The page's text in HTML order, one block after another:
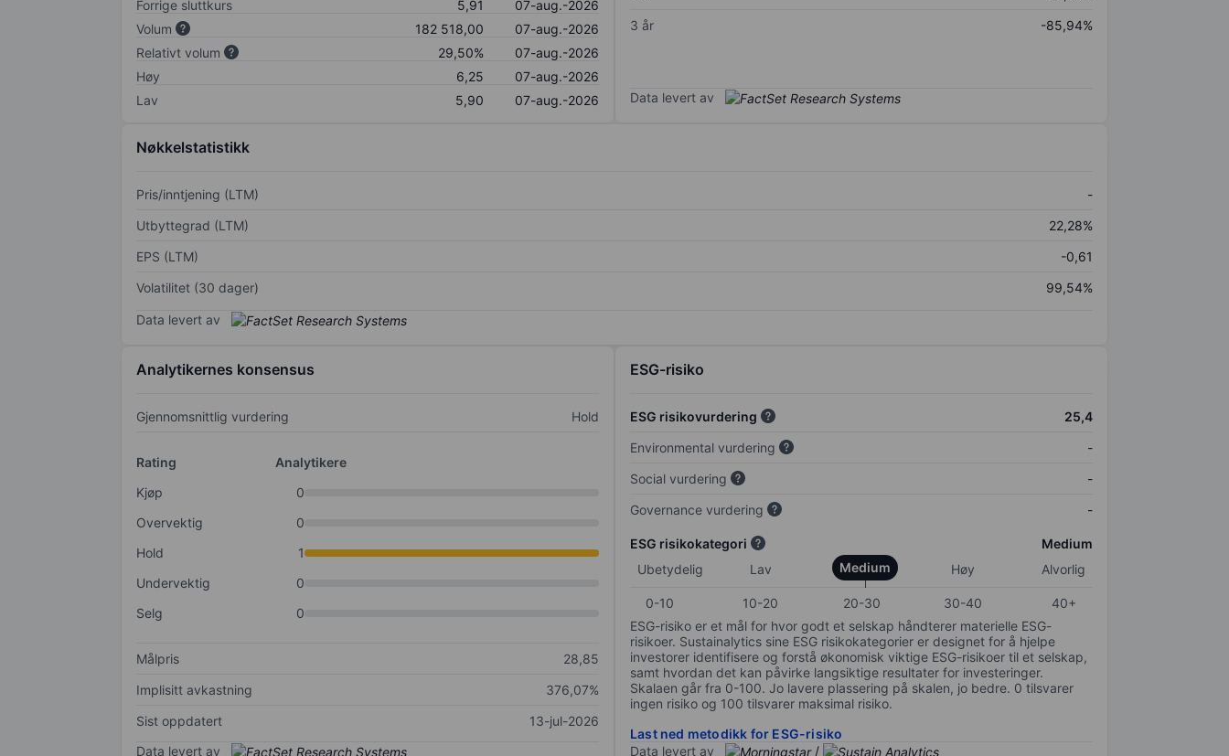
Forrige sluttkurs
5,91
07-aug.-2026
Volum
182 518,00
07-aug.-2026
Relativt volum
29,50%
07-aug.-2026
Høy
6,25
07-aug.-2026
Lav
5,90 07-aug.-2026
3 år
-85,94%
Data levert av
Nøkkelstatistikk
Pris/inntjening (LTM)
-
Utbyttegrad (LTM)
22,28%
EPS (LTM)
-0,61
Volatilitet (30 dager)
99,54%
Data levert av
Analytikernes konsensus
Gjennomsnittlig vurdering Hold
Rating
Analytikere
Kjøp
0
Overvektig
0
Hold
1
Undervektig
0
Selg
0
Målpris
28,85
Implisitt avkastning
376,07%
Sist oppdatert
13-jul-2026
Data levert av
ESG-risiko
ESG risikovurdering
25,4
Environmental vurdering
-
Social vurdering
-
Governance vurdering
-
ESG risikokategori
Medium
Ubetydelig
Lav Medium Høy Alvorlig
0-10 10-20 20-30 30-40
40+
ESG-risiko er et mål for hvor godt et selskap håndterer materielle ESG-
risikoer. Sustainalytics sine ESG risikokategorier er designet for å hjelpe
investorer identifisere og forstå økonomisk viktige ESG-risikoer til et selskap,
samt hvordan det kan påvirke langsiktige resultater for investeringer.
Skalaen går fra 0-100. Jo lavere plassering på skalen, jo bedre. 0 tilsvarer
ingen risiko og 100 tilsvarer maksimal risiko.
Last ned metodikk for ESG-risiko
Data levert av
/